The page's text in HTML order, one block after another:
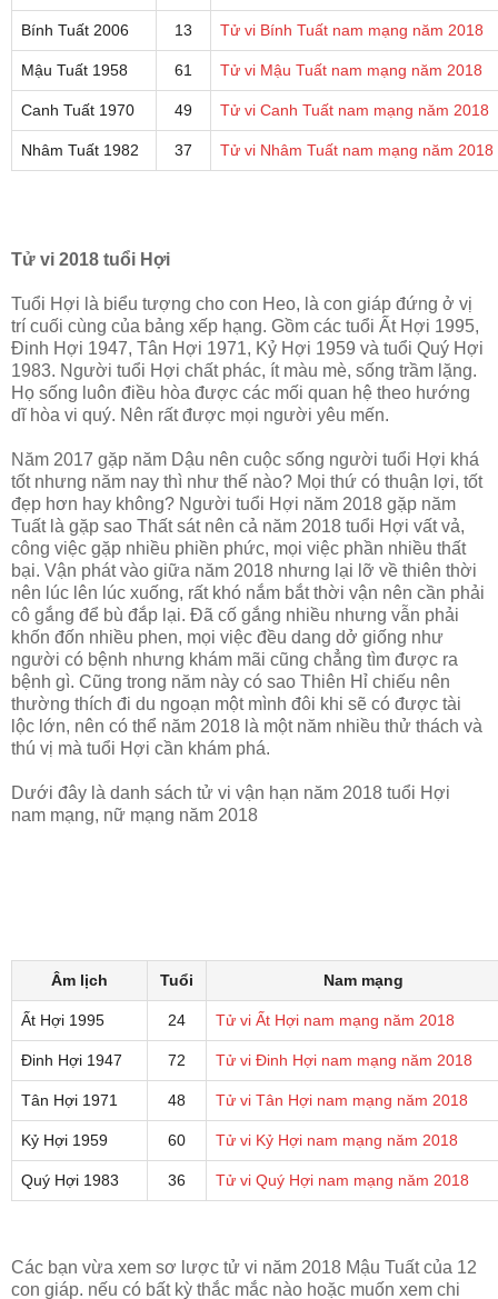
Bính Tuất 2006 13 Tử vi Bính Tuất nam mạng năm 2018
Mậu Tuất 1958 61 Tử vi Mậu Tuất nam mạng năm 2018
Canh Tuất 1970 49 Tử vi Canh Tuất nam mạng năm 2018
Nhâm Tuất 1982 37 Tử vi Nhâm Tuất nam mạng năm 2018
Tử vi 2018 tuổi Hợi
Tuổi Hợi là biểu tượng cho con Heo, là con giáp đứng ở vị
trí cuối cùng của bảng xếp hạng. Gồm các tuổi Ất Hợi 1995,
Đinh Hợi 1947, Tân Hợi 1971, Kỷ Hợi 1959 và tuổi Quý Hợi
1983. Người tuổi Hợi chất phác, ít màu mè, sống trầm lặng.
Họ sống luôn điều hòa được các mối quan hệ theo hướng
dĩ hòa vi quý. Nên rất được mọi người yêu mến.
Năm 2017 gặp năm Dậu nên cuộc sống người tuổi Hợi khá
tốt nhưng năm nay thì như thế nào? Mọi thứ có thuận lợi, tốt
đẹp hơn hay không? Người tuổi Hợi năm 2018 gặp năm
Tuất là gặp sao Thất sát nên cả năm 2018 tuổi Hợi vất vả,
công việc gặp nhiều phiền phức, mọi việc phần nhiều thất
bại. Vận phát vào giữa năm 2018 nhưng lại lỡ về thiên thời
nên lúc lên lúc xuống, rất khó nắm bắt thời vận nên cần phải
cô gắng để bù đắp lại. Đã cố gắng nhiều nhưng vẫn phải
khốn đốn nhiều phen, mọi việc đều dang dở giống như
người có bệnh nhưng khám mãi cũng chẳng tìm được ra
bệnh gì. Cũng trong năm này có sao Thiên Hỉ chiếu nên
thường thích đi du ngoạn một mình đôi khi sẽ có được tài
lộc lớn, nên có thể năm 2018 là một năm nhiều thử thách và
thú vị mà tuổi Hợi cần khám phá.
Dưới đây là danh sách tử vi vận hạn năm 2018 tuổi Hợi
nam mạng, nữ mạng năm 2018
Âm lịch Tuổi Nam mạng
Ất Hợi 1995 24 Tử vi Ất Hợi nam mạng năm 2018
Đinh Hợi 1947 72 Tử vi Đinh Hợi nam mạng năm 2018
Tân Hợi 1971 48 Tử vi Tân Hợi nam mạng năm 2018
Kỷ Hợi 1959 60 Tử vi Kỷ Hợi nam mạng năm 2018
Quý Hợi 1983 36 Tử vi Quý Hợi nam mạng năm 2018
Các bạn vừa xem sơ lược tử vi năm 2018 Mậu Tuất của 12
con giáp. nếu có bất kỳ thắc mắc nào hoặc muốn xem chi